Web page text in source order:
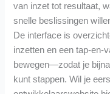
van inzet tot resultaat,
snelle beslissingen
De interface is
inzetten en een
bewegen—zodat je
kunt stappen. Wil je